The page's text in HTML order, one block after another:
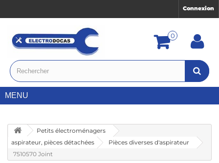
Connexion
0
MENU
Petits électroménagers
aspirateur, pièces détachées
Pièces diverses d'aspirateur
7510570 Joint